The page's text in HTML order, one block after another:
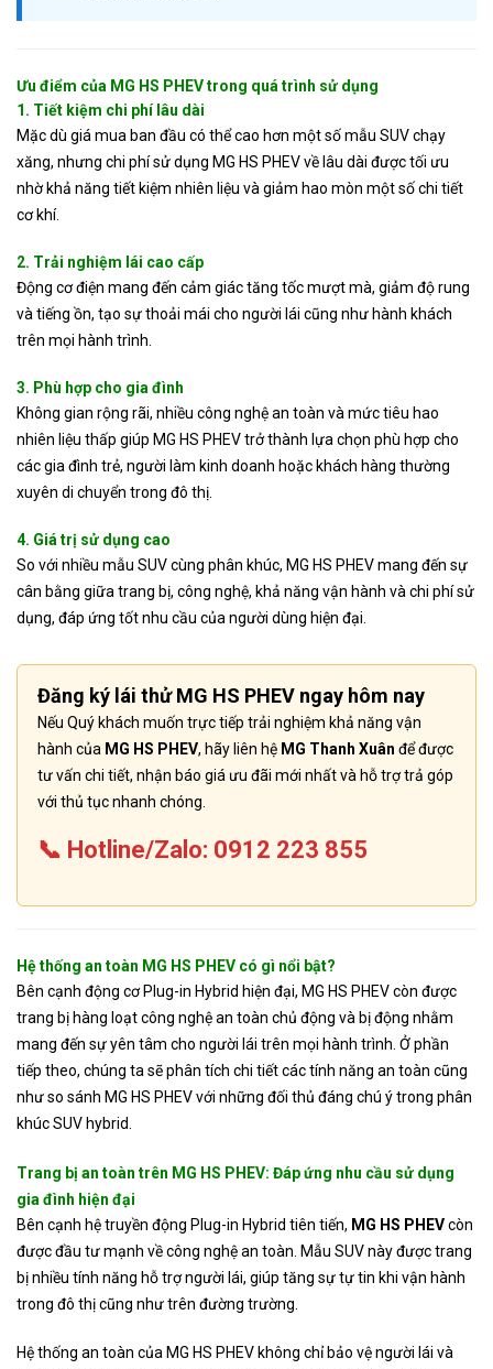
Ưu điểm của MG HS PHEV trong quá trình sử dụng
1. Tiết kiệm chi phí lâu dài
Mặc dù giá mua ban đầu có thể cao hơn một số mẫu SUV chạy
xăng, nhưng chi phí sử dụng MG HS PHEV về lâu dài được tối ưu
nhờ khả năng tiết kiệm nhiên liệu và giảm hao mòn một số chi tiết
cơ khí.
2. Trải nghiệm lái cao cấp
Động cơ điện mang đến cảm giác tăng tốc mượt mà, giảm độ rung
và tiếng ồn, tạo sự thoải mái cho người lái cũng như hành khách
trên mọi hành trình.
3. Phù hợp cho gia đình
Không gian rộng rãi, nhiều công nghệ an toàn và mức tiêu hao
nhiên liệu thấp giúp MG HS PHEV trở thành lựa chọn phù hợp cho
các gia đình trẻ, người làm kinh doanh hoặc khách hàng thường
xuyên di chuyển trong đô thị.
4. Giá trị sử dụng cao
So với nhiều mẫu SUV cùng phân khúc, MG HS PHEV mang đến sự
cân bằng giữa trang bị, công nghệ, khả năng vận hành và chi phí sử
dụng, đáp ứng tốt nhu cầu của người dùng hiện đại.
Đăng ký lái thử MG HS PHEV ngay hôm nay
Nếu Quý khách muốn trực tiếp trải nghiệm khả năng vận
hành của MG HS PHEV, hãy liên hệ MG Thanh Xuân để được
tư vấn chi tiết, nhận báo giá ưu đãi mới nhất và hỗ trợ trả góp
với thủ tục nhanh chóng.
📞 Hotline/Zalo: 0912 223 855
Hệ thống an toàn MG HS PHEV có gì nổi bật?
Bên cạnh động cơ Plug-in Hybrid hiện đại, MG HS PHEV còn được
trang bị hàng loạt công nghệ an toàn chủ động và bị động nhằm
mang đến sự yên tâm cho người lái trên mọi hành trình. Ở phần
tiếp theo, chúng ta sẽ phân tích chi tiết các tính năng an toàn cũng
như so sánh MG HS PHEV với những đối thủ đáng chú ý trong phân
khúc SUV hybrid.
Trang bị an toàn trên MG HS PHEV: Đáp ứng nhu cầu sử dụng
gia đình hiện đại
Bên cạnh hệ truyền động Plug-in Hybrid tiên tiến, MG HS PHEVcòn
được đầu tư mạnh về công nghệ an toàn. Mẫu SUV này được trang
bị nhiều tính năng hỗ trợ người lái, giúp tăng sự tự tin khi vận hành
trong đô thị cũng như trên đường trường.
Hệ thống an toàn của MG HS PHEV không chỉ bảo vệ người lái và